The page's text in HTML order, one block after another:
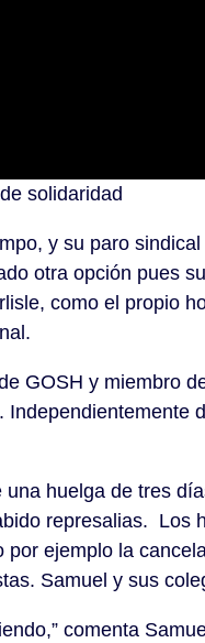
solidaridad
y su paro
otra opción pues
como el propio
GOSH y miembro
huelga de tres
represalias. Los
ejemplo la
Samuel y sus
comenta